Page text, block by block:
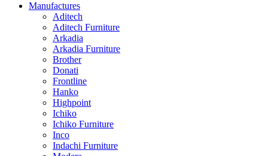
Manufactures
Aditech
Aditech Furniture
Arkadia
Arkadia Furniture
Brother
Donati
Frontline
Hanko
Highpoint
Ichiko
Ichiko Furniture
Inco
Indachi Furniture